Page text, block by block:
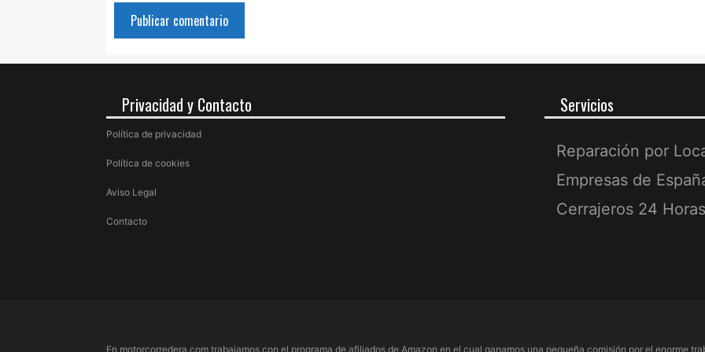
Privacidad y Contacto
Política de privacidad
Política de cookies
Aviso Legal
Contacto
Servicios
Reparación por
Empresas de
Cerrajeros 24 Horas
En motorcorredera.com trabajamos con el programa de afiliados de Amazon en el cual ganamos una pequeña comisión por el enorme